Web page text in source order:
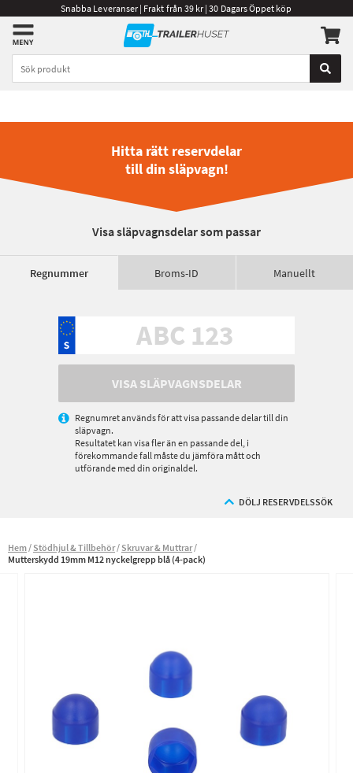
Snabba Leveranser | Frakt från 39 kr | 30 Dagars Öppet köp
Hitta rätt reservdelar
till din släpvagn!
Visa släpvagnsdelar som passar
Regnummer Broms-ID Manuellt
VISA SLÄPVAGNSDELAR
Regnumret används för att visa passande delar till din
släpvagn.
Resultatet kan visa fler än en passande del, i
förekommande fall måste du jämföra mått och
utförande med din originaldel.
DÖLJ RESERVDELSSÖK
Hem Stödhjul & Tillbehör Skruvar & Muttrar
Mutterskydd 19mm M12 nyckelgrepp blå (4-pack)